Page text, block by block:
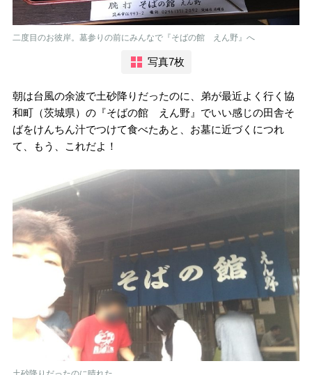
二度目のお彼岸。墓参りの前にみんなで『そばの館 えん野』へ
写真7枚
朝は台風の余波で土砂降りだったのに、弟が最近よく行く協
和町（茨城県）の『そばの館 えん野』でいい感じの田舎そ
ばをけんちん汁でつけて食べたあと、お墓に近づくにつれ
て、もう、これだよ！